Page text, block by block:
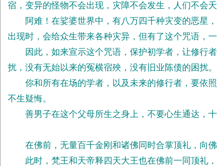
宿，变异的怪物不会出现，灾障不会发生，人们不会
阿难！在娑婆世界中，有八万四千种灾变的恶星，
出现时，会给众生带来各种灾异，但有了这个咒语，
因此，如来宣示这个咒语，保护初学者，让修行者
扰，没有无始以来的冤横宿殃，没有旧业陈债的困扰。
你和所有在场的学者，以及未来的修行者，要依照
不生疑悔。
善男子在这个父母所生之身上，不要心生通达，十
在佛前，无量百千金刚和诸佛同时合掌顶礼，向佛
此时，梵王和天帝释四天大王也在佛前一同顶礼，